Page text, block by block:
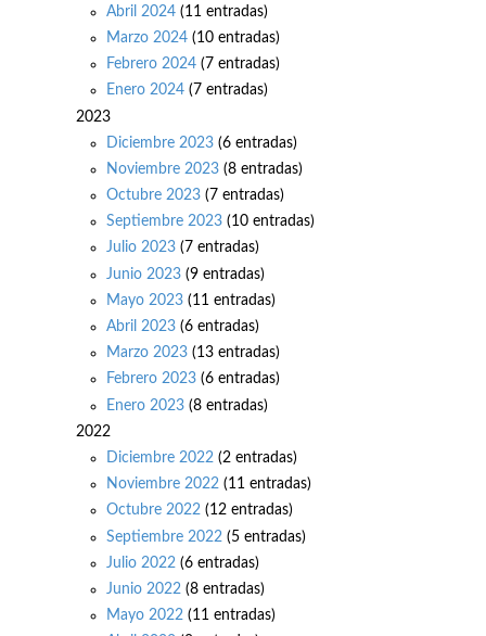
Abril 2024 (11 entradas)
Marzo 2024 (10 entradas)
Febrero 2024 (7 entradas)
Enero 2024 (7 entradas)
2023
Diciembre 2023 (6 entradas)
Noviembre 2023 (8 entradas)
Octubre 2023 (7 entradas)
Septiembre 2023 (10 entradas)
Julio 2023 (7 entradas)
Junio 2023 (9 entradas)
Mayo 2023 (11 entradas)
Abril 2023 (6 entradas)
Marzo 2023 (13 entradas)
Febrero 2023 (6 entradas)
Enero 2023 (8 entradas)
2022
Diciembre 2022 (2 entradas)
Noviembre 2022 (11 entradas)
Octubre 2022 (12 entradas)
Septiembre 2022 (5 entradas)
Julio 2022 (6 entradas)
Junio 2022 (8 entradas)
Mayo 2022 (11 entradas)